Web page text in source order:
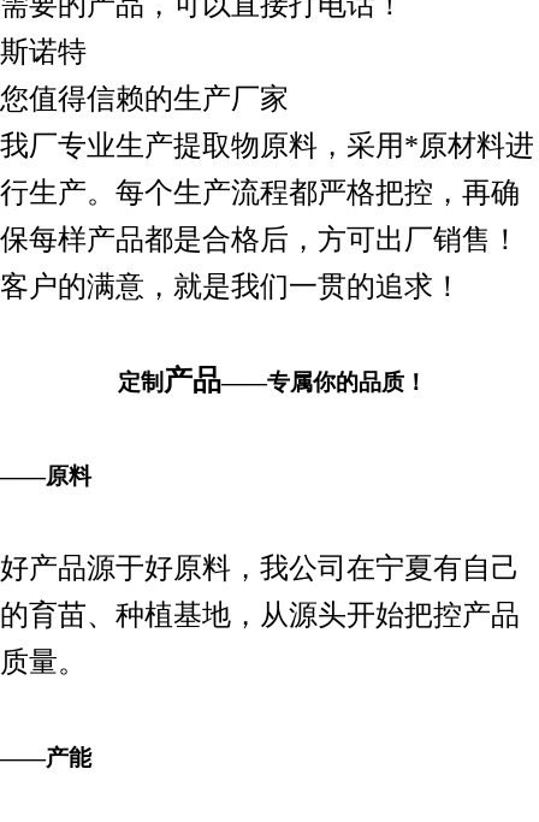
斯诺特
您值得信赖的生产厂家
我厂专业生产提取物原料，采用*原材料进
行生产。每个生产流程都严格把控，再确
保每样产品都是合格后，方可出厂销售！
客户的满意，就是我们一贯的追求！
定制 产品——专属你的品质！
——原料
好产品源于好原料，我公司在宁夏有自己
的育苗、种植基地，从源头开始把控产品
质量。
——产能